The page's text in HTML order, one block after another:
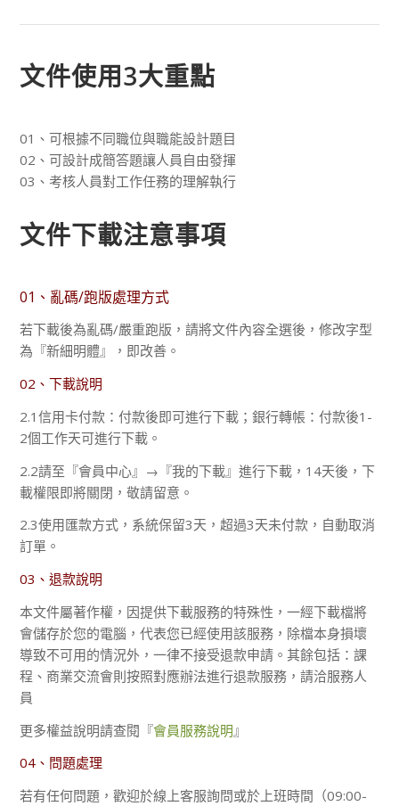
文件使用3大重點
01、可根據不同職位與職能設計題目
02、可設計成簡答題讓人員自由發揮
03、考核人員對工作任務的理解執行
文件下載注意事項
01、亂碼/跑版處理方式
若下載後為亂碼/嚴重跑版，請將文件內容全選後，修改字型
為『新細明體』，即改善。
02、下載說明
2.1信用卡付款：付款後即可進行下載；銀行轉帳：付款後1-
2個工作天可進行下載。
2.2請至『會員中心』→『我的下載』進行下載，14天後，下
載權限即將關閉，敬請留意。
2.3使用匯款方式，系統保留3天，超過3天未付款，自動取消
訂單。
03、退款說明
本文件屬著作權，因提供下載服務的特殊性，一經下載檔將
會儲存於您的電腦，代表您已經使用該服務，除檔本身損壞
導致不可用的情況外，一律不接受退款申請。其餘包括：課
程、商業交流會則按照對應辦法進行退款服務，請洽服務人
員
更多權益說明請查閱『會員服務說明 』
04、問題處理
若有任何問題，歡迎於線上客服詢問或於上班時間（09:00-